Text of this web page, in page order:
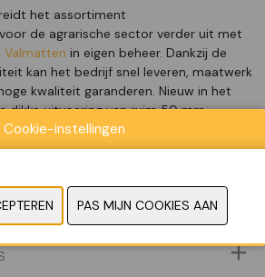
het assortiment
de agrarische sector verder uit met
Valmatten in eigen beheer. Dankzij de
kan het bedrijf snel leveren, maatwerk
kwaliteit garanderen. Nieuw in het
dikke uitvoering van ruim 50 mm,
bescherming van kwetsbare gewassen
Cookie-instellingen